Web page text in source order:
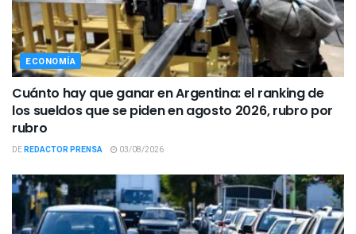
ECONOMÍA
Cuánto hay que ganar en Argentina: el ranking de
los sueldos que se piden en agosto 2026, rubro por
rubro
DEREDACTOR PRENSA 03/08/2026